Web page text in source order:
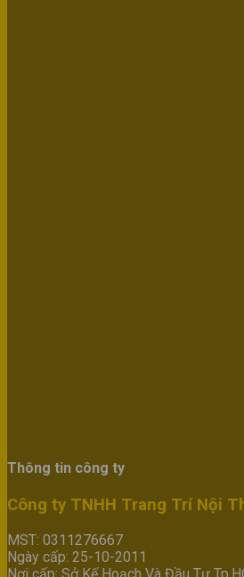
Thông tin công ty
Công ty TNHH Trang Trí Nội
MST: 0311276667
Ngày cấp: 25-10-2011
Nơi cấp: Sở Kế Hoạch Và Đầu Tư